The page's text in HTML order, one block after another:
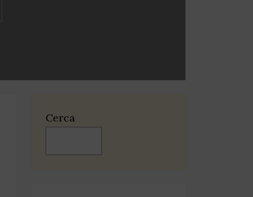
Cerca